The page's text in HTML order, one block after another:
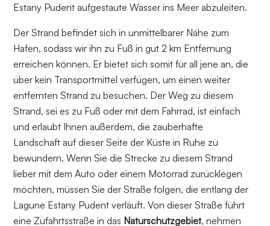
Estany Pudent aufgestaute Wasser ins Meer abzuleiten.
Der Strand befindet sich in unmittelbarer Nähe zum
Hafen, sodass wir ihn zu Fuß in gut 2 km Entfernung
erreichen können. Er bietet sich somit für all jene an, die
über kein Transportmittel verfügen, um einen weiter
entfernten Strand zu besuchen. Der Weg zu diesem
Strand, sei es zu Fuß oder mit dem Fahrrad, ist einfach
und erlaubt Ihnen außerdem, die zauberhafte
Landschaft auf dieser Seite der Küste in Ruhe zu
bewundern. Wenn Sie die Strecke zu diesem Strand
lieber mit dem Auto oder einem Motorrad zurücklegen
möchten, müssen Sie der Straße folgen, die entlang der
Lagune Estany Pudent verläuft. Von dieser Straße führt
eine Zufahrtsstraße in das Naturschutzgebiet, nehmen